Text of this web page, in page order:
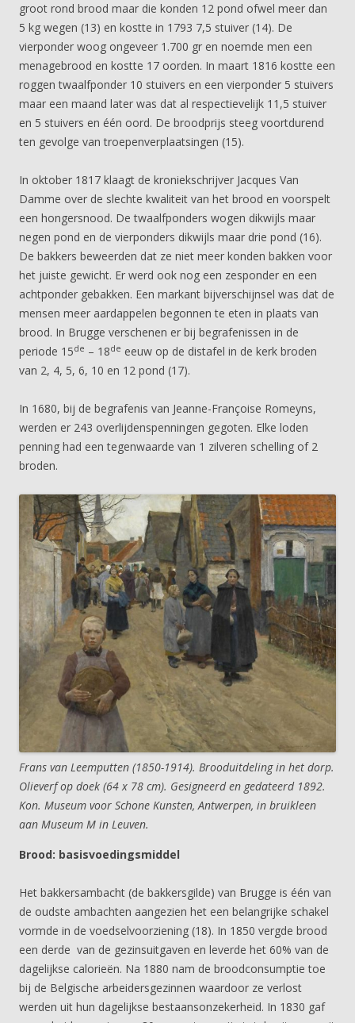
groot rond brood maar die konden 12 pond ofwel meer dan
5 kg wegen (13) en kostte in 1793 7,5 stuiver (14). De
vierponder woog ongeveer 1.700 gr en noemde men een
menagebrood en kostte 17 oorden. In maart 1816 kostte een
roggen twaalfponder 10 stuivers en een vierponder 5 stuivers
maar een maand later was dat al respectievelijk 11,5 stuiver
en 5 stuivers en één oord. De broodprijs steeg voortdurend
ten gevolge van troepenverplaatsingen (15).
In oktober 1817 klaagt de kroniekschrijver Jacques Van
Damme over de slechte kwaliteit van het brood en voorspelt
een hongersnood. De twaalfponders wogen dikwijls maar
negen pond en de vierponders dikwijls maar drie pond (16).
De bakkers beweerden dat ze niet meer konden bakken voor
het juiste gewicht. Er werd ook nog een zesponder en een
achtponder gebakken. Een markant bijverschijnsel was dat de
mensen meer aardappelen begonnen te eten in plaats van
brood. In Brugge verschenen er bij begrafenissen in de
periode 15de – 18de eeuw op de distafel in de kerk broden
van 2, 4, 5, 6, 10 en 12 pond (17).
In 1680, bij de begrafenis van Jeanne-Françoise Romeyns,
werden er 243 overlijdenspenningen gegoten. Elke loden
penning had een tegenwaarde van 1 zilveren schelling of 2
broden.
Frans van Leemputten (1850-1914). Brooduitdeling in het dorp.
Olieverf op doek (64 x 78 cm). Gesigneerd en gedateerd 1892.
Kon. Museum voor Schone Kunsten, Antwerpen, in bruikleen
aan Museum M in Leuven.
Brood: basisvoedingsmiddel
Het bakkersambacht (de bakkersgilde) van Brugge is één van
de oudste ambachten aangezien het een belangrijke schakel
vormde in de voedselvoorziening (18). In 1850 vergde brood
een derde van de gezinsuitgaven en leverde het 60% van de
dagelijkse calorieën. Na 1880 nam de broodconsumptie toe
bij de Belgische arbeidersgezinnen waardoor ze verlost
werden uit hun dagelijkse bestaansonzekerheid. In 1830 gaf